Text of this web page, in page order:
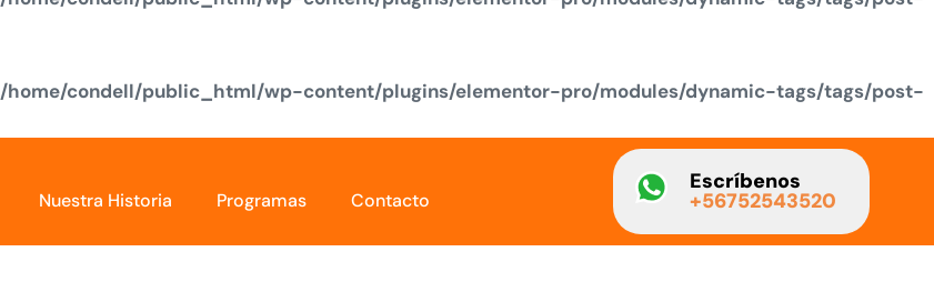
/home/condell/public_html/wp-content/plugins/elementor-pro/modules/dynamic-tags/tags/post-
Nuestra Historia Programas Contacto
Escríbenos
+56752543520